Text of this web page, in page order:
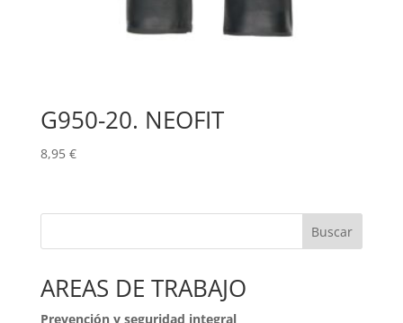
G950-20. NEOFIT
8,95 €
Buscar
AREAS DE TRABAJO
Prevención y seguridad integral